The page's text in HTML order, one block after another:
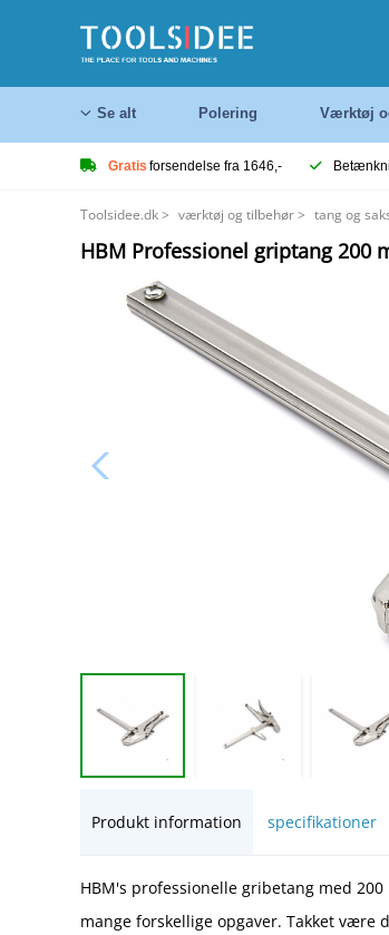
Se alt Polering Værktøj
Gratis forsendelse fra 1646,-
Toolsidee.dk> værktøj og tilbehør> tang og
HBM Professionel griptang 200
Produkt information specifikationer
HBM's professionelle gribetang med
mange forskellige opgaver. Takket